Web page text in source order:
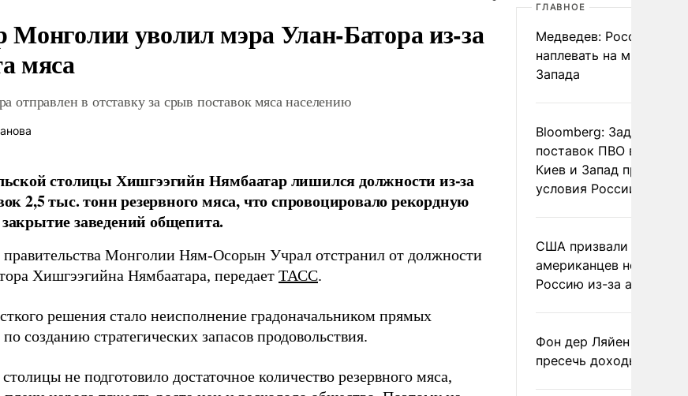
Монголии уволил мэра Улан-Батора из-за
мяса
отправлен в отставку за срыв поставок мяса населению
столицы Хишгээгийн Нямбаатар лишился должности из-за
2,5 тыс. тонн резервного мяса, что спровоцировало рекордную
заведений общепита.
правительства Монголии Ням-Осорын Учрал отстранил от должности
Хишгээгийна Нямбаатара, передает ТАСС.
решения стало неисполнение градоначальником прямых
созданию стратегических запасов продовольствия.
не подготовило достаточное количество резервного мяса,
ГЛАВНОЕ
Медведев: России
наплевать на мнение
Запада
Bloomberg: Задержка
поставок ПВО вынудит
Киев и Запад принять
условия России
США призвали
американцев не
Россию из-за атак ВСУ
Фон дер Ляйен
пресечь доходы России